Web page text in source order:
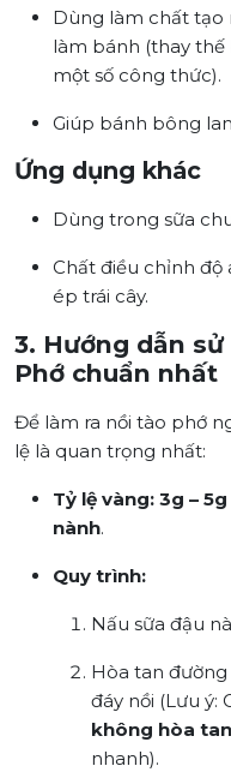
Dùng làm chất tạo
làm bánh (thay
một số công thức).
Giúp bánh bông
Ứng dụng khác
Dùng trong sữa
Chất điều chỉnh độ
ép trái cây.
3. Hướng dẫn
Phớ chuẩn nhất
Để làm ra nồi tào phớ
lệ là quan trọng nhất:
Tỷ lệ vàng: 3g –
nành.
Quy trình:
Nấu sữa đậu
Hòa tan
đáy nồi (Lưu ý:
không hòa
nhanh).